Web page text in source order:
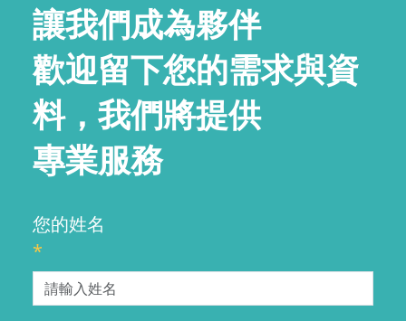
讓我們成為夥伴
歡迎留下您的需求與資
料，我們將提供
專業服務
您的姓名
*